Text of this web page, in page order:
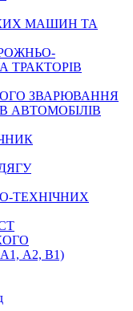
МАШИН ТА
ТРАКТОРІВ
ЗВАРЮВАННЯ
АВТОМОБІЛІВ
ТЕХНІЧНИХ
А2, В1)